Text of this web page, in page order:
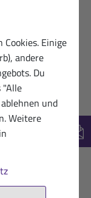
Einige
andere
Du
"Alle
und
Weitere
(0)
01.04.2025
(0)